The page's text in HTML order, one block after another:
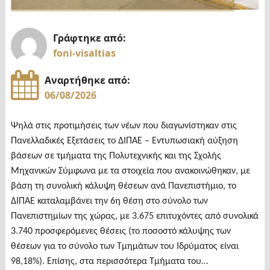
Γράφτηκε από:
foni-visaltias
Αναρτήθηκε από:
06/08/2026
Ψηλά στις προτιμήσεις των νέων που διαγωνίστηκαν στις
Πανελλαδικές Εξετάσεις το ΔΙΠΑΕ – Εντυπωσιακή αύξηση
βάσεων σε τμήματα της Πολυτεχνικής και της Σχολής
Μηχανικών Σύμφωνα με τα στοιχεία που ανακοινώθηκαν, με
βάση τη συνολική κάλυψη θέσεων ανά Πανεπιστήμιο, το
ΔΙΠΑΕ καταλαμβάνει την 6η θέση στο σύνολο των
Πανεπιστημίων της χώρας, με 3.675 επιτυχόντες από συνολικά
3.740 προσφερόμενες θέσεις (το ποσοστό κάλυψης των
θέσεων για το σύνολο των Τμημάτων του Ιδρύματος είναι
98,18%). Επίσης, στα περισσότερα Τμήματα του…